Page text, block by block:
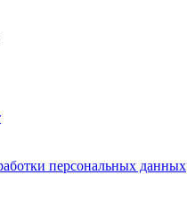
персональных данных